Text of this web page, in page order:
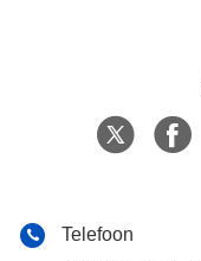
Telefoon